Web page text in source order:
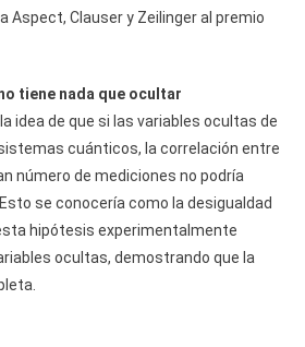
Aspect, Clauser y Zeilinger al premio
tiene nada que ocultar
idea de que si las variables ocultas de
cuánticos, la correlación entre
número de mediciones no podría
se conocería como la desigualdad
hipótesis experimentalmente
ocultas, demostrando que la